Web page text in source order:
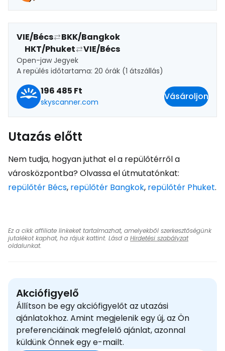
VIE/Bécs
BKK/Bangkok
HKT/Phuket
VIE/Bécs
Open-jaw Jegyek
A repülés időtartama: 20 órák (1 átszállás)
196 485 Ft
skyscanner.com
Vásároljon
Utazás előtt
Nem tudja, hogyan juthat el a repülőtérről a
városközpontba? Olvassa el útmutatónkat:
repülőtér Bécs, repülőtér Bangkok, repülőtér Phuket.
Ez a cikk affiliate linkeket tartalmazhat, amelyekből szerkesztőségünk
jutalékot kaphat, ha rájuk kattint. Lásd a Hirdetési szabályzat
oldalunkat.
Akciófigyelő
Állítson be egy akciófigyelőt az utazási
ajánlatokhoz. Amint megjelenik egy új, az Ön
preferenciáinak megfelelő ajánlat, azonnal
küldünk Önnek egy e-mailt.